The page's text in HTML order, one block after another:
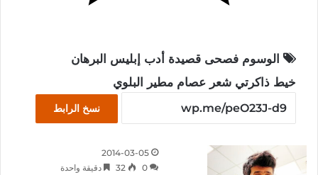
الوسوم فصحى قصيدة أدب إبليس البرهان
خيط ذاكرتي شعر عصام مطير البلوي
نسخ الرابط
2014-03-05
0
32 دقيقة واحدة